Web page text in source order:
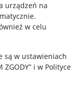
urządzeń na
.
w celu
są w ustawieniach
i w Polityce